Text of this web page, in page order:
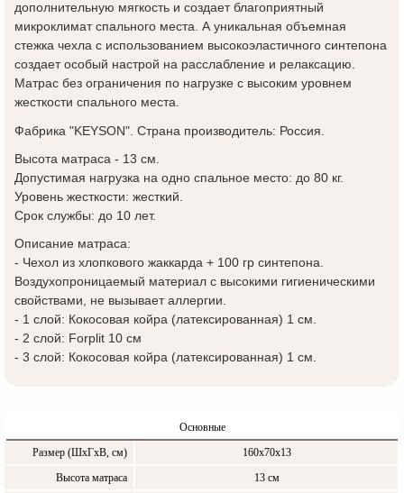
дополнительную мягкость и создает благоприятный
микроклимат спального места. А уникальная объемная
стежка чехла с использованием высокоэластичного синтепона
создает особый настрой на расслабление и релаксацию.
Матрас без ограничения по нагрузке с высоким уровнем
жесткости спального места.
Фабрика "KEYSON". Страна производитель: Россия.
Высота матраса - 13 см.
Допустимая нагрузка на одно спальное место: до 80 кг.
Уровень жесткости: жесткий.
Срок службы: до 10 лет.
Описание матраса:
- Чехол из хлопкового жаккарда + 100 гр синтепона.
Воздухопроницаемый материал с высокими гигиеническими
свойствами, не вызывает аллергии.
- 1 слой: Кокосовая койра (латексированная) 1 см.
- 2 слой: Forplit 10 см
- 3 слой: Кокосовая койра (латексированная) 1 см.
Основные
Размер (ШxГxВ, см)
160х70х13
Высота матраса
13 см